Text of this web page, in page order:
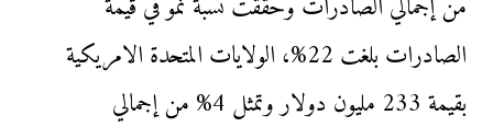
الصادرات بلغت 22%، الولايات المتحدة الامريكية
بقيمة 233 مليون دولار وتمثل 4% من إجمالي